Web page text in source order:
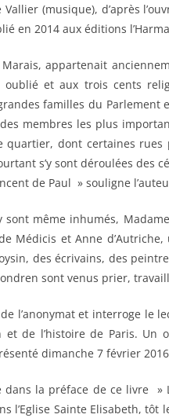
(musique), d’après
en 2014 aux éditions
Marais, appartenait
oublié et aux trois cents
familles du
membres les plus
quartier, dont certaines
s’y sont déroulées des
de Paul » souligne
sont même inhumés,
Médicis et Anne
des écrivains, des
sont venus prier,
l’anonymat et interroge le
et de l’histoire de Paris.
dimanche 7 février
la préface de ce livre »
l’Eglise Sainte Elisabeth,